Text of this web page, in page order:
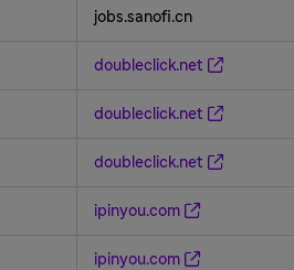
jobs.sanofi.cn
doubleclick.net
doubleclick.net
doubleclick.net
ipinyou.com
ipinyou.com